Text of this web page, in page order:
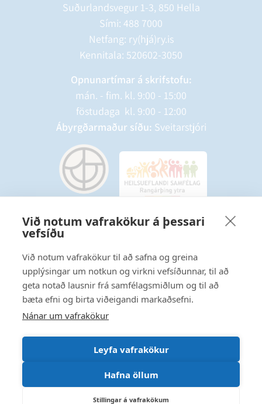
Við notum vafrakökur á þessari
vefsíðu
Við notum vafrakökur til að safna og greina
upplýsingar um notkun og virkni vefsíðunnar, til að
geta notað lausnir frá samfélagsmiðlum og til að
bæta efni og birta viðeigandi markaðsefni.
Nánar um vafrakökur
Leyfa vafrakökur
Hafna öllum
Stillingar á vafrakökum
Suðurlandsvegur 1-3, 850 Hella
Sími: 488 7000
Netfang: ry(hjá)ry.is
Kennitala: 520602-3050
Opnunartímar á skrifstofu:
mán. - fim. kl. 9:00 - 15:00
föstudaga kl. 9:00 - 12:00
Ábyrgðarmaður síðu: Sveitarstjóri
Starfsmannavefur
Hafðu samband
Ritstjórnarstefna
Fylgstu með á Facebook